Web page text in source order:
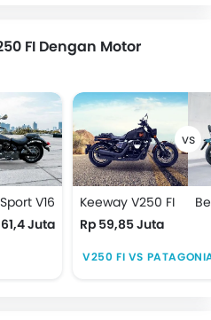
FI Dengan Motor
V16
Juta
Keeway V250 FI
Rp 59,85 Juta
V250 FI VS